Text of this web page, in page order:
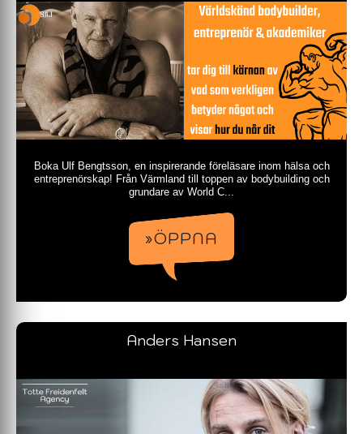
Boka Ulf Bengtsson, en inspirerande föreläsare inom hälsa och
entreprenörskap! Från Värmland till toppen av bodybuilding och
grundare av World C...
»ÖPPNA
Anders Hansen